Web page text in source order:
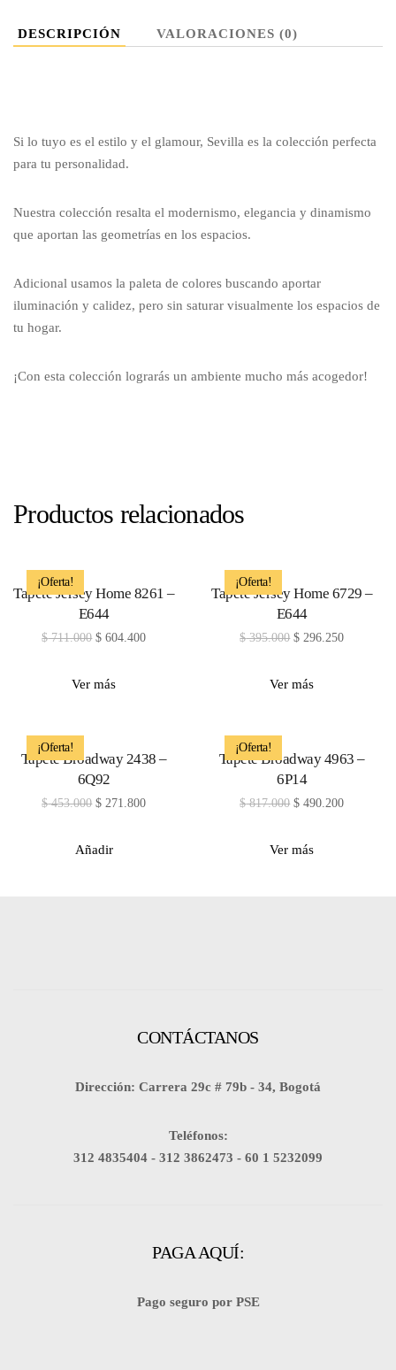
DESCRIPCIÓN VALORACIONES (0)
Si lo tuyo es el estilo y el glamour, Sevilla es la colección perfecta
para tu personalidad.
Nuestra colección resalta el modernismo, elegancia y dinamismo
que aportan las geometrías en los espacios.
Adicional usamos la paleta de colores buscando aportar
iluminación y calidez, pero sin saturar visualmente los espacios de
tu hogar.
¡Con esta colección lograrás un ambiente mucho más acogedor!
Productos relacionados
¡Oferta!
Tapete Jersey Home 8261 –
E644
$711.000 $ 604.400
Ver más
¡Oferta!
Tapete Jersey Home 6729 –
E644
$395.000 $ 296.250
Ver más
¡Oferta!
Tapete Broadway 2438 –
6Q92
$453.000 $ 271.800
Añadir
¡Oferta!
Tapete Broadway 4963 –
6P14
$817.000 $ 490.200
Ver más
CONTÁCTANOS
Dirección: Carrera 29c # 79b - 34, Bogotá
Teléfonos:
312 4835404 - 312 3862473 - 60 1 5232099
PAGA AQUÍ:
Pago seguro por PSE